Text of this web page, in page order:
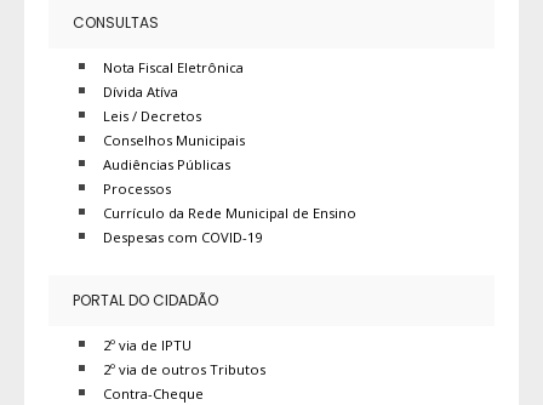
CONSULTAS
Nota Fiscal Eletrônica
Dívida Atíva
Leis / Decretos
Conselhos Municipais
Audiências Públicas
Processos
Currículo da Rede Municipal de Ensino
Despesas com COVID-19
PORTAL DO CIDADÃO
2º via de IPTU
2º via de outros Tributos
Contra-Cheque